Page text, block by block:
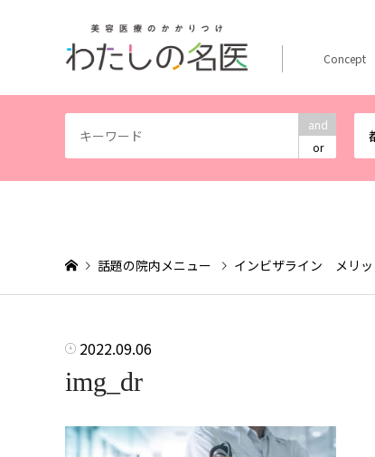
and
or
Concept
話題の院内メニュー インビザライン メリッ
2022.09.06
img_dr